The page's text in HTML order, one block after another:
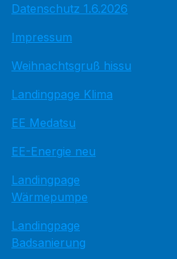
Datenschutz 1.6.2026
Impressum
Weihnachtsgruß hissu
Landingpage Klima
EE Medatsu
EE-Energie neu
Landingpage
Wärmepumpe
Landingpage
Badsanierung